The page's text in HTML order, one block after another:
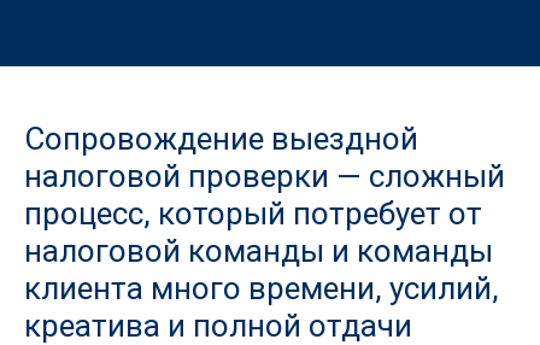
Сопровождение выездной
налоговой проверки — сложный
процесс, который потребует от
налоговой команды и команды
клиента много времени, усилий,
креатива и полной отдачи